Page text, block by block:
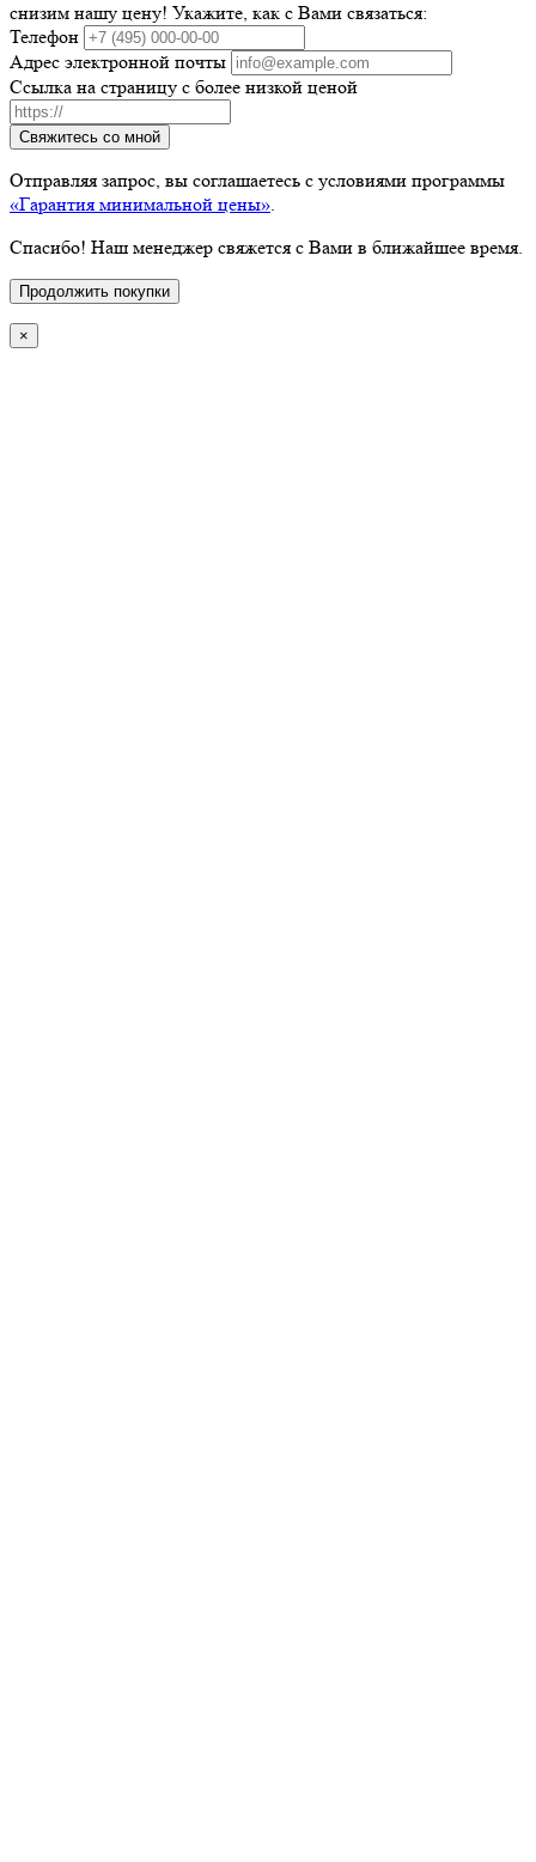
снизим нашу цену! Укажите, как с Вами связаться:
Телефон
Адрес электронной почты
Ссылка на страницу с более низкой ценой
Свяжитесь со мной
Отправляя запрос, вы соглашаетесь с условиями программы
«Гарантия минимальной цены»
Спасибо! Наш менеджер свяжется с Вами в ближайшее время.
Продолжить покупки
×